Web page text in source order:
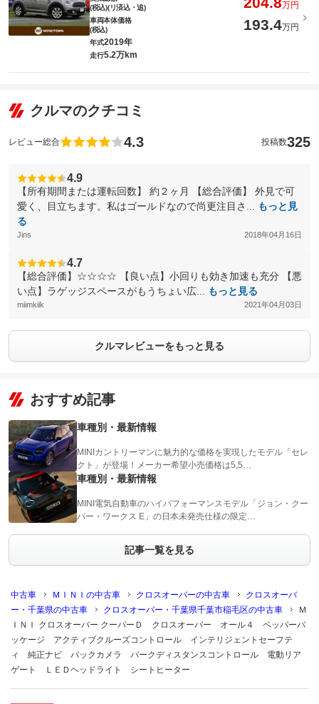
(税込)(リ済込・追)
万円
車両本体価格
(税込)
193.4万円
年式2019年
走行5.2万km
クルマのクチコミ
レビュー総合 4.3 投稿数325
4.9
【所有期間または運転回数】 約２ヶ月 【総合評価】 外見で可
愛く、目立ちます。私はゴールドなので尚更注目さ...
もっと見
る
Jins 2018年04月16日
4.7
【総合評価】☆☆☆☆ 【良い点】小回りも効き加速も充分 【悪
い点】ラゲッジスペースがもうちょい広...
もっと見る
miimkiik 2021年04月03日
クルマレビューをもっと見る
おすすめ記事
車種別・最新情報
MINIカントリーマンに魅力的な価格を実現したモデル「セレ
クト」が登場！メーカー希望小売価格は5,5…
車種別・最新情報
MINI電気自動車のハイパフォーマンスモデル「ジョン・クー
パー・ワークス E」の日本未発売仕様の限定…
記事一覧を見る
中古車 ＭＩＮＩの中古車 クロスオーバーの中古車
クロスオーバ
ー・千葉県の中古車
クロスオーバー・千葉県千葉市稲毛区の中古車
Ｍ
ＩＮＩ クロスオーバー クーパーＤ クロスオーバー オール４ ペッパーパ
ッケージ アクティブクルーズコントロール インテリジェントセーフテ
ィ 純正ナビ バックカメラ パークディスタンスコントロール 電動リア
ゲート ＬＥＤヘッドライト シートヒーター